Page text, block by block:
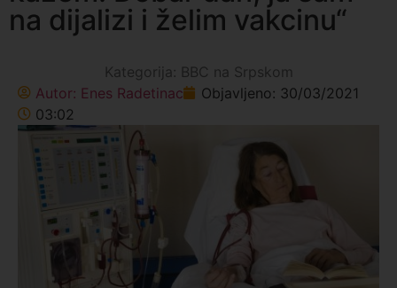
na dijalizi i želim vakcinu“
Kategorija: BBC na Srpskom
Autor: Enes Radetinac Objavljeno: 30/03/2021
03:02